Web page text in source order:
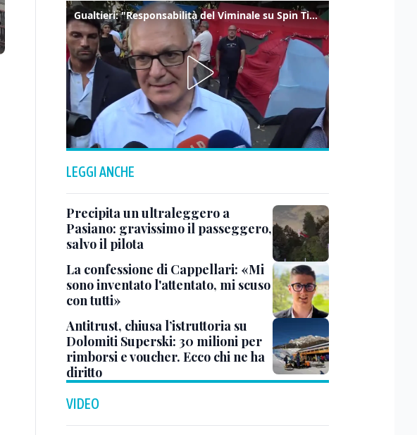
Gualtieri: "Responsabilità del Viminale su Spin Time? La posizione dei partiti è nota"
LEGGI ANCHE
Precipita un ultraleggero a
Pasiano: gravissimo il passeggero,
salvo il pilota
La confessione di Cappellari: «Mi
sono inventato l'attentato, mi scuso
con tutti»
Antitrust, chiusa l’istruttoria su
Dolomiti Superski: 30 milioni per
rimborsi e voucher. Ecco chi ne ha
diritto
VIDEO